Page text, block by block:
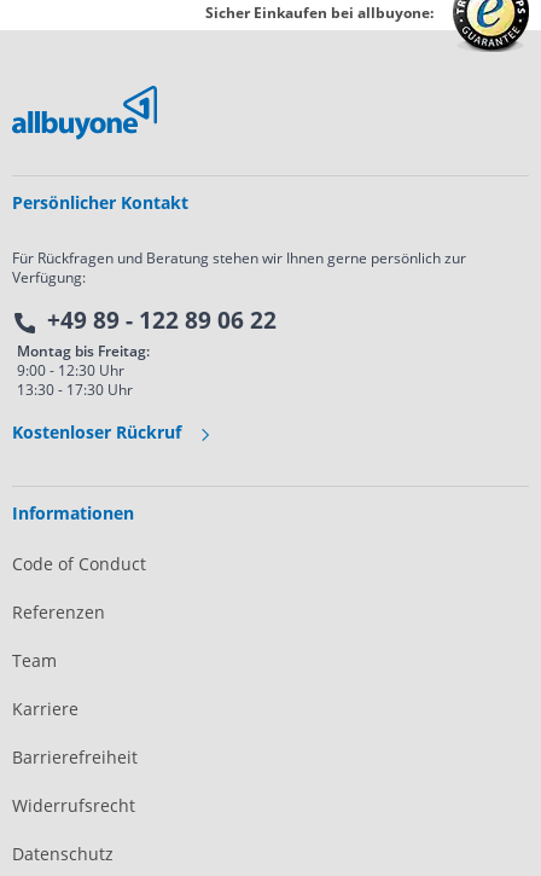
Sicher Einkaufen bei allbuyone:
Persönlicher Kontakt
Für Rückfragen und Beratung stehen wir Ihnen gerne persönlich zur
Verfügung:
+49 89 - 122 89 06 22
Montag bis Freitag:
9:00 - 12:30 Uhr
13:30 - 17:30 Uhr
Kostenloser Rückruf
Informationen
Code of Conduct
Referenzen
Team
Karriere
Barrierefreiheit
Widerrufsrecht
Datenschutz